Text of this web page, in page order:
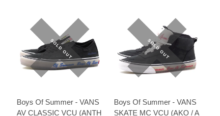
Boys Of Summer - VANS
AV CLASSIC VCU (ANTH
Boys Of Summer - VANS
SKATE MC VCU (AKO / A